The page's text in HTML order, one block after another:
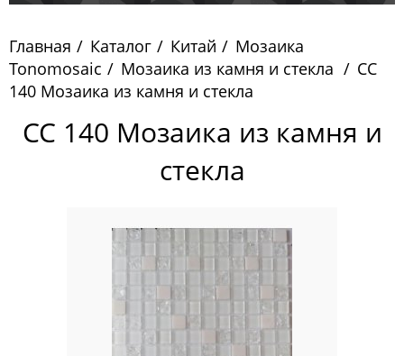
Китай
Pixelmosaic
Зеркала NS Bath
Керамогранит NSceramic
Мозаика ArtMoment
Мозаика Bars Crystal Mosaic
Мозаика Bonaparte
Главная Каталог Китай
Мозаика
Tonomosaic
Мозаика из камня и стекла
CC
140 Мозаика из камня и стекла
CC 140 Мозаика из камня и
стекла